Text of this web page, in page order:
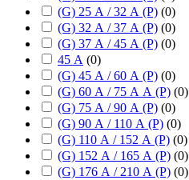
(G) 25 А / 32 А (P) (0)
(G) 32 А / 37 А (P) (0)
(G) 37 А / 45 А (P) (0)
45 А (0)
(G) 45 А / 60 А (P) (0)
(G) 60 А / 75 А А (P) (0)
(G) 75 А / 90 А (P) (0)
(G) 90 А / 110 А (P) (0)
(G) 110 А / 152 А (P) (0)
(G) 152 А / 165 А (P) (0)
(G) 176 А / 210 А (P) (0)